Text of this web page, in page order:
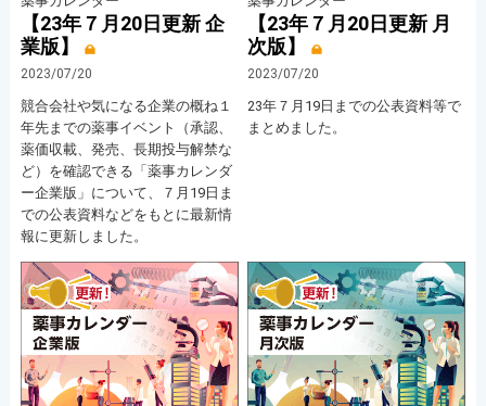
【23年７月20日更新 企
業版】
2023/07/20
競合会社や気になる企業の概ね１
年先までの薬事イベント（承認、
薬価収載、発売、長期投与解禁な
ど）を確認できる「薬事カレンダ
ー企業版」について、７月19日ま
での公表資料などをもとに最新情
報に更新しました。
【23年７月20日更新 月
次版】
2023/07/20
23年７月19日までの公表資料等で
まとめました。